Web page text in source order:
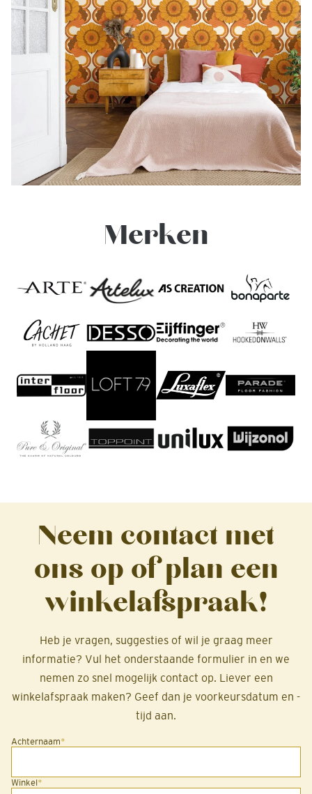
Merken
Neem contact met
ons op of plan een
winkelafspraak!
Heb je vragen, suggesties of wil je graag meer
informatie? Vul het onderstaande formulier in en we
nemen zo snel mogelijk contact op. Liever een
winkelafspraak maken? Geef dan je voorkeursdatum en -
tijd aan.
Achternaam*
Winkel*